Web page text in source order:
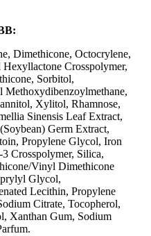
:
Dimethicone, Octocrylene,
Crosspolymer,
Sorbitol,
Xylitol, Rhamnose,
Sinensis Leaf Extract,
Germ Extract,
Propylene Glycol, Iron
Crosspolymer, Silica,
Vinyl Dimethicone
Glycol,
Lecithin, Propylene
Citrate, Tocopherol,
Xanthan Gum, Sodium